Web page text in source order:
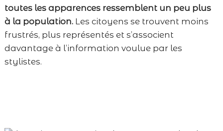
toutes les apparences ressemblent un peu plus
à la population.Les citoyens se trouvent moins
frustrés, plus représentés et s’associent
davantage à l’information voulue par les
stylistes.